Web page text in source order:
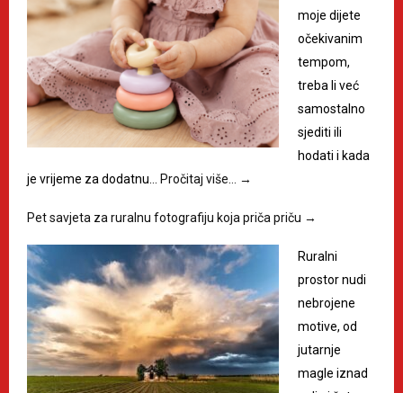
moje dijete
očekivanim
tempom,
treba li već
samostalno
sjediti ili
hodati i kada
je vrijeme za dodatnu…
Pročitaj više… →
Pet savjeta za ruralnu fotografiju koja priča priču →
Ruralni
prostor nudi
nebrojene
motive, od
jutarnje
magle iznad